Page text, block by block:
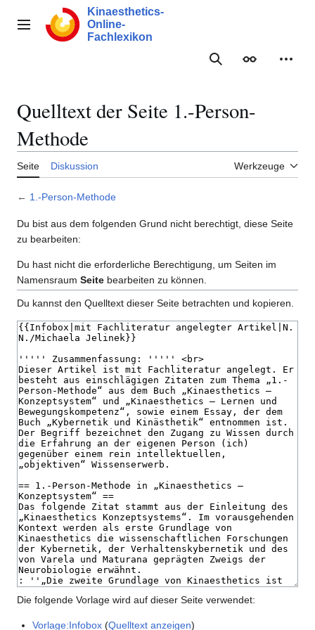
Inhalt
springenHauptmenü
Kinaesthetics-
Online-
Fachlexikon
Suche
Quelltext der Seite 1.-Person-
Methode
Seite Diskussion Werkzeuge
← 1.-Person-Methode
Du bist aus dem folgenden Grund nicht berechtigt, diese Seite
zu bearbeiten:
Du hast nicht die erforderliche Berechtigung, um Seiten im
Namensraum Seite bearbeiten zu können.
Du kannst den Quelltext dieser Seite betrachten und kopieren.
Die folgende Vorlage wird auf dieser Seite verwendet:
Vorlage:Infobox (Quelltext anzeigen)